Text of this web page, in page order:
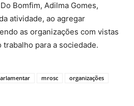
Bomfim, Adilma Gomes,
atividade, ao agregar
as organizações com vistas
para a sociedade.
mrosc
organizações